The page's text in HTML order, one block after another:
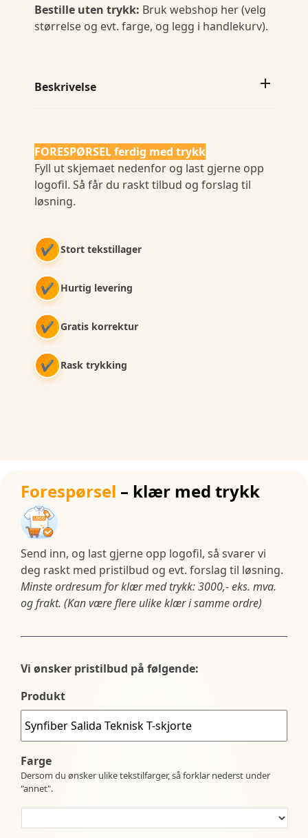
Bestille uten trykk: Bruk webshop her (velg
størrelse og evt. farge, og legg i handlekurv).
Beskrivelse
FORESPØRSEL ferdig med trykk
Fyll ut skjemaet nedenfor og last gjerne opp
logofil. Så får du raskt tilbud og forslag til
løsning.
✔ Stort tekstillager
✔ Hurtig levering
✔ Gratis korrektur
✔ Rask trykking
Forespørsel – klær med trykk
Send inn, og last gjerne opp logofil, så svarer vi
deg raskt med pristilbud og evt. forslag til løsning.
Minste ordresum for klær med trykk: 3000,- eks. mva.
og frakt. (Kan være flere ulike klær i samme ordre)
Vi ønsker pristilbud på følgende:
Produkt
Farge
Dersom du ønsker ulike tekstilfarger, så forklar nederst under
"annet".